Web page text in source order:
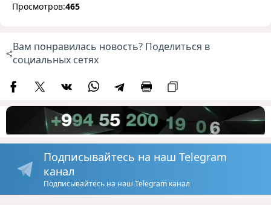
Просмотров:465
Вам понравилась новость? Поделиться в
социальных сетях
Подписывайтесь на наш Telegram
канал
Подписывайтесь на наш Telegram канал